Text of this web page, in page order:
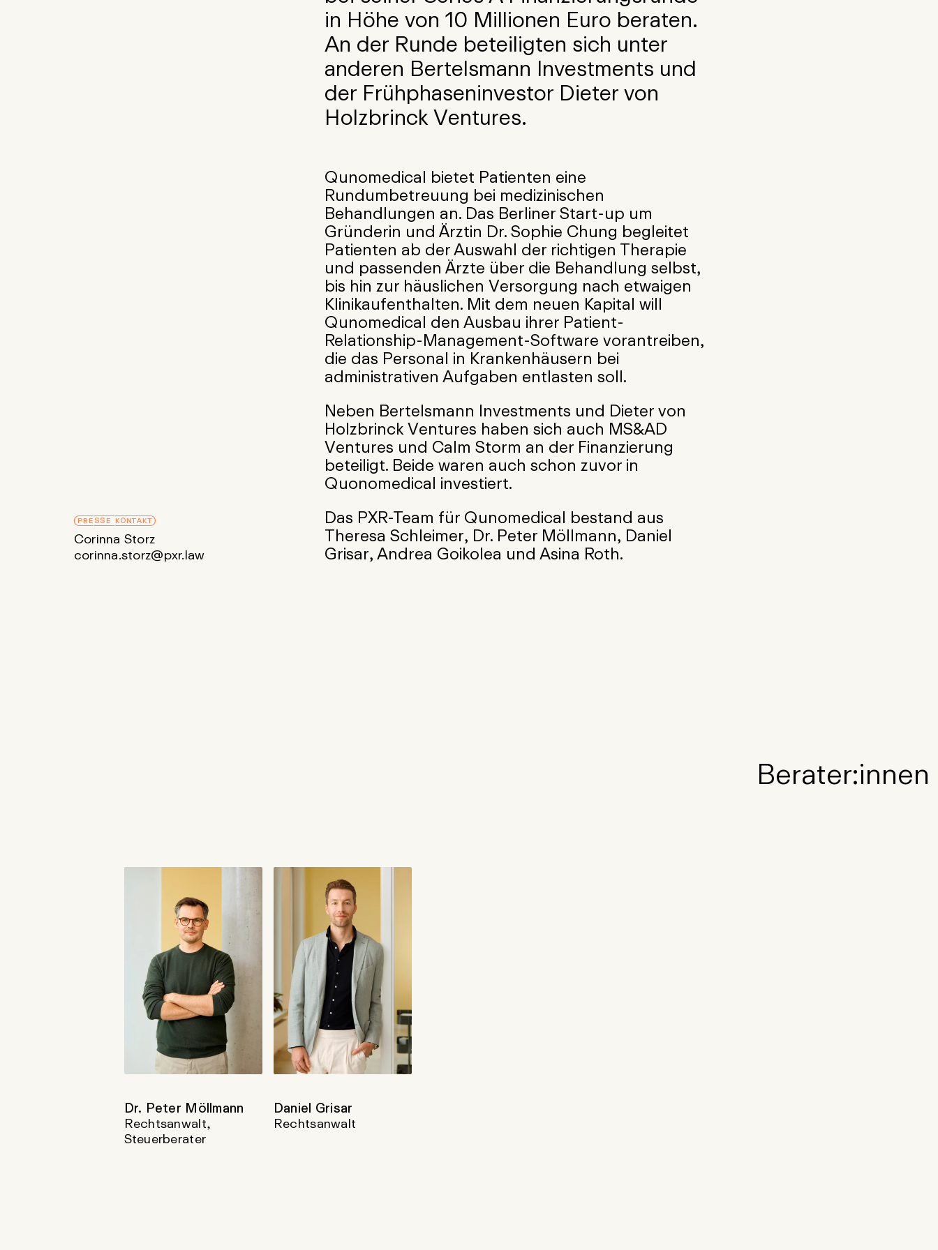
in Höhe von 10 Millionen Euro beraten.
An der Runde beteiligten sich unter
anderen Bertelsmann Investments und
der Frühphaseninvestor Dieter von
Holzbrinck Ventures.
Qunomedical bietet Patienten eine
Rundumbetreuung bei medizinischen
Behandlungen an. Das Berliner Start-up um
Gründerin und Ärztin Dr. Sophie Chung begleitet
Patienten ab der Auswahl der richtigen Therapie
und passenden Ärzte über die Behandlung selbst,
bis hin zur häuslichen Versorgung nach etwaigen
Klinikaufenthalten. Mit dem neuen Kapital will
Qunomedical den Ausbau ihrer Patient-
Relationship-Management-Software vorantreiben,
die das Personal in Krankenhäusern bei
administrativen Aufgaben entlasten soll.
Neben Bertelsmann Investments und Dieter von
Holzbrinck Ventures haben sich auch MS&AD
Ventures und Calm Storm an der Finanzierung
beteiligt. Beide waren auch schon zuvor in
Quonomedical investiert.
Das PXR-Team für Qunomedical bestand aus
Theresa Schleimer, Dr. Peter Möllmann, Daniel
Grisar, Andrea Goikolea und Asina Roth.
PRESSE KONTAKT
Corinna Storz
corinna.storz@pxr.law
Berater:innen
Dr. Peter Möllmann
Rechtsanwalt,
Steuerberater
Daniel Grisar
Rechtsanwalt